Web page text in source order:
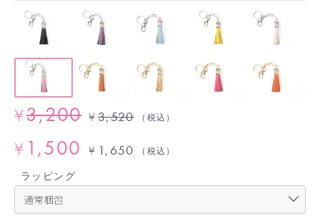
¥3,200
¥ 1,500
¥ 3,520 （税込）
¥ 1,650 （税込）
ラッピング